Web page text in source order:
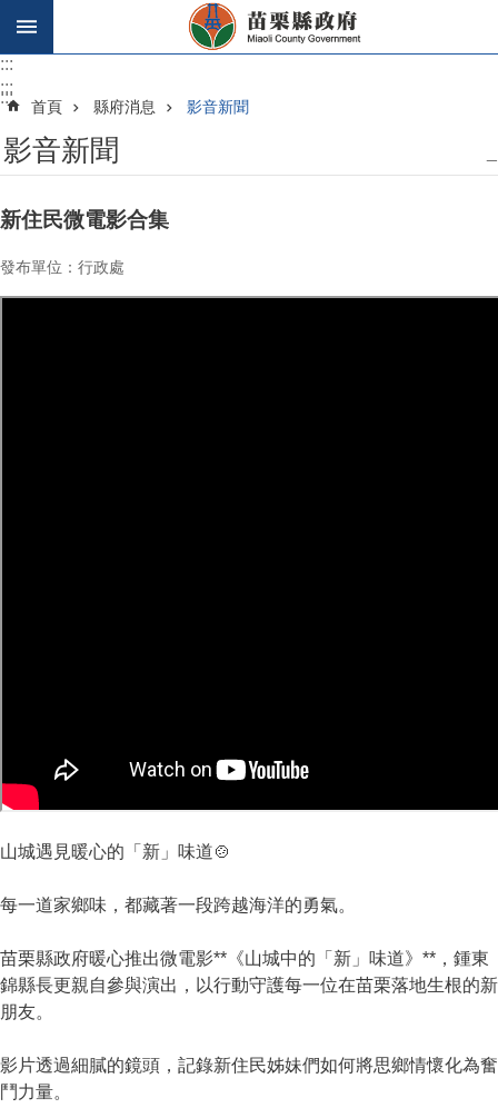
跳到主要內容區塊
:::
:::
::: 首頁 縣府消息 影音新聞
影音新聞
新住民微電影合集
發布單位：行政處
山城遇見暖心的「新」味道🍲
每一道家鄉味，都藏著一段跨越海洋的勇氣。
苗栗縣政府暖心推出微電影**《山城中的「新」味道》**，鍾東
錦縣長更親自參與演出，以行動守護每一位在苗栗落地生根的新
朋友。
影片透過細膩的鏡頭，記錄新住民姊妹們如何將思鄉情懷化為奮
鬥力量。